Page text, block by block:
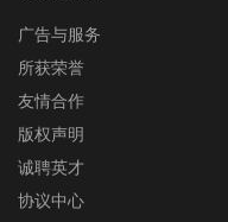
广告与服务
所获荣誉
友情合作
版权声明
诚聘英才
协议中心